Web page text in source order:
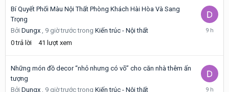
Bí Quyết Phối Màu Nội Thất Phòng Khách Hài Hòa Và Sang
Trọng
Bởi Dungx , 9 giờ trướctrong Kiến trúc - Nội thất
0 trả lời 41 lượt xem
Những món đồ decor “nhỏ nhưng có võ” cho căn nhà thêm ấn
tượng
Bởi Dungx , 9 giờ trướctrong Kiến trúc - Nội thất